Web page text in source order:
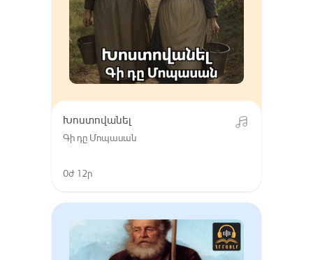
Խոստովանել
Գի դը Մոպասան
0ժ 12ր